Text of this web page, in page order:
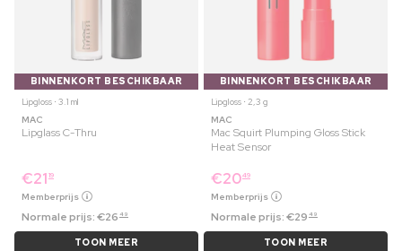
BINNENKORT BESCHIKBAAR
Lipgloss ⋅ 3.1 ml
MAC
Lipglass C-Thru
€21 19
Memberprijs
Normale prijs:€26 49
TOON MEER
BINNENKORT BESCHIKBAAR
Lipgloss ⋅ 2,3 g
MAC
Mac Squirt Plumping Gloss Stick
Heat Sensor
€2049
Memberprijs
Normale prijs:€29 49
TOON MEER